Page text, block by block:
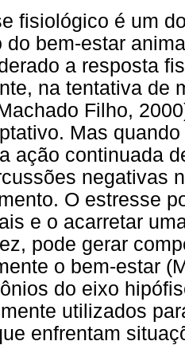
fisiológico é um
do bem-estar
a resposta
na tentativa de
Filho,
Mas
ação continuada
negativas
O estresse
e o acarretar
pode gerar
o bem-estar
do eixo
utilizados
enfrentam